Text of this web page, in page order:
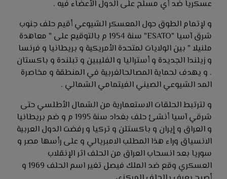
عسكريا ضد أي مسلح على الدول الأعضاء فيه .
و لإتمام الطوق حول المعسكر الشيوعي أقيم حلف جنوب
شرق آسيا "ESATO" سنة 1954 م بالتوقيع على " معاهدة
ملنيلا " بين الولايات لمتحدة الأمريكية و بريطانيا و فرنسا
و زيلندا الجديدة و أستراليا و الفليبين و تبلندة و باكستان
. و يهدف لحماية المصالحالغربية في المنطقة و مخاصرة
المد الشيوعي الصيني الفيتمامي الشمالي .
و لترتبط الحلقات الاستعمارية من الشمال الأطلسي حتى
شرقي آسيا أنشئ حلف بغداد سنة 1995 م و ضم بريطانيا
و العراق و إيران و باكستلن و تركيا و رفضت الدول العربية
الانسياق وراء هذا المطلب الامبريالي و على رأسها مصر و
سوريا بعد انسحاب العراق من الحلف اثر الإنقلاب
العسكري وقع ضد الملك فيصل تغير اسم الحلف 1969 و